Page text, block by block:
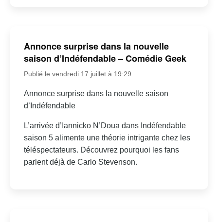
Annonce surprise dans la nouvelle
saison d’Indéfendable – Comédie Geek
Publié le vendredi 17 juillet à 19:29
Annonce surprise dans la nouvelle saison
d’Indéfendable
L’arrivée d’Iannicko N’Doua dans Indéfendable
saison 5 alimente une théorie intrigante chez les
téléspectateurs. Découvrez pourquoi les fans
parlent déjà de Carlo Stevenson.